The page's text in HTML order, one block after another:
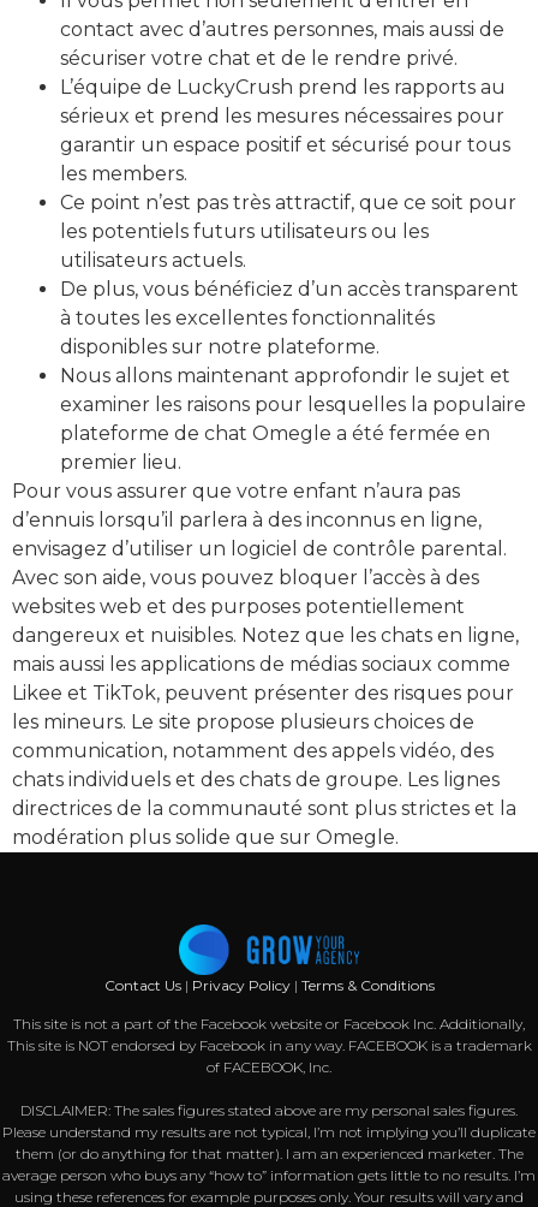
contact avec d’autres personnes, mais aussi de
sécuriser votre chat et de le rendre privé.
L’équipe de LuckyCrush prend les rapports au
sérieux et prend les mesures nécessaires pour
garantir un espace positif et sécurisé pour tous
les members.
Ce point n’est pas très attractif, que ce soit pour
les potentiels futurs utilisateurs ou les
utilisateurs actuels.
De plus, vous bénéficiez d’un accès transparent
à toutes les excellentes fonctionnalités
disponibles sur notre plateforme.
Nous allons maintenant approfondir le sujet et
examiner les raisons pour lesquelles la populaire
plateforme de chat Omegle a été fermée en
premier lieu.
Pour vous assurer que votre enfant n’aura pas
d’ennuis lorsqu’il parlera à des inconnus en ligne,
envisagez d’utiliser un logiciel de contrôle parental.
Avec son aide, vous pouvez bloquer l’accès à des
websites web et des purposes potentiellement
dangereux et nuisibles. Notez que les chats en ligne,
mais aussi les applications de médias sociaux comme
Likee et TikTok, peuvent présenter des risques pour
les mineurs. Le site propose plusieurs choices de
communication, notamment des appels vidéo, des
chats individuels et des chats de groupe. Les lignes
directrices de la communauté sont plus strictes et la
modération plus solide que sur Omegle.
Contact Us | Privacy Policy| Terms & Conditions
This site is not a part of the Facebook website or Facebook Inc. Additionally,
This site is NOT endorsed by Facebook in any way. FACEBOOK is a trademark
of FACEBOOK, Inc.
DISCLAIMER: The sales figures stated above are my personal sales figures.
Please understand my results are not typical, I’m not implying you’ll duplicate
them (or do anything for that matter). I am an experienced marketer. The
average person who buys any “how to” information gets little to no results. I’m
using these references for example purposes only. Your results will vary and